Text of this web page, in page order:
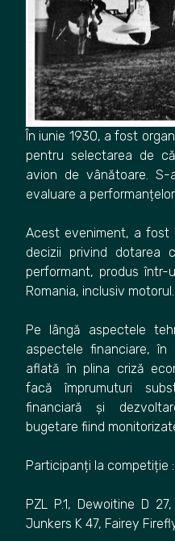
În iunie 1930, a fost
pentru selectarea de
avion de vânătoare.
evaluare a
Acest eveniment, a fost
decizii privind dotarea
performant, produs
Romania, inclusiv motorul.
Pe lângă aspectele
aspectele financiare, în
aflată în plina criză
facă împrumuturi
financiară și
bugetare fiind
Participanți la competiție :
PZL P.1, Dewoitine D
Junkers K 47, Fairey